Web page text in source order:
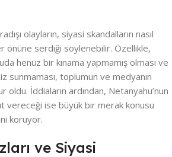
olayların, siyasi skandalların nasıl
önüne serdiği söylenebilir. Özellikle,
henüz bir kınama yapmamış olması ve
sunmaması, toplumun ve medyanın
oldu. İddiaların ardından, Netanyahu’nun
vereceği ise büyük bir merak konusu
koruyor.
ve Siyasi